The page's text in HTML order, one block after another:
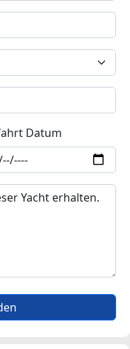
Datum